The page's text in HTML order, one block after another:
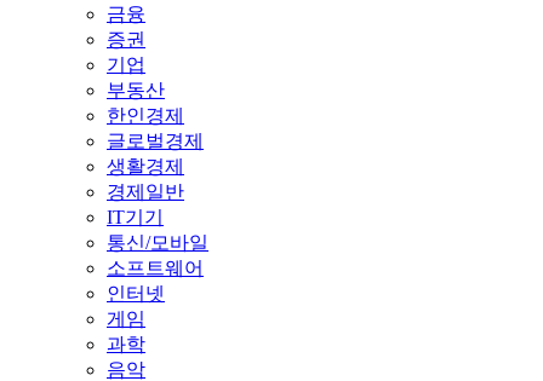
금융
증권
기업
부동산
한인경제
글로벌경제
생활경제
경제일반
IT기기
통신/모바일
소프트웨어
인터넷
게임
과학
음악